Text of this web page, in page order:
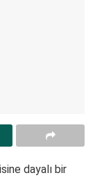
dayalı bir